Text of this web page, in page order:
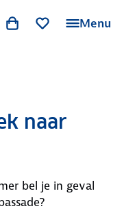
Menu
naar
bel je in geval